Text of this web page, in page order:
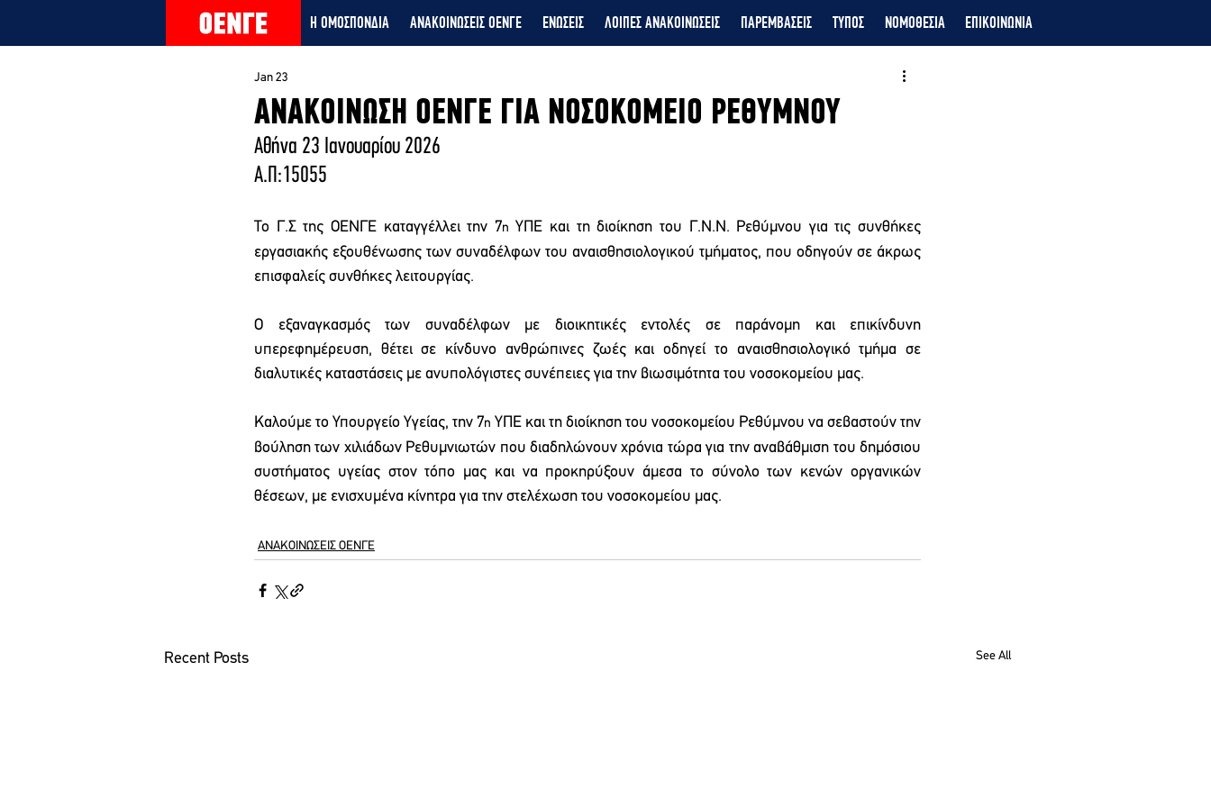
Η ΟΜΟΣΠΟΝΔΙΑ ΑΝΑΚΟΙΝΩΣΕΙΣ ΟΕΝΓΕ ΕΝΩΣΕΙΣ ΛΟΙΠΕΣ ΑΝΑΚΟΙΝΩΣΕΙΣ ΠΑΡΕΜΒΑΣΕΙΣ ΤΥΠΟΣ ΝΟΜΟΘΕΣΙΑ ΕΠΙΚΟΙΝΩΝΙΑ
ΑΝΑΚΟΙΝΩΣΗ ΟΕΝΓΕ ΓΙΑ ΝΟΣΟΚΟΜΕΙΟ ΡΕΘΥΜΝΟΥ
Jan 23
Αθήνα 23 Ιανουαρίου 2026
Α.Π:15055
Το Γ.Σ της ΟΕΝΓΕ καταγγέλλει την 7η ΥΠΕ και τη διοίκηση του Γ.Ν.Ν. Ρεθύμνου για τις συνθήκες
εργασιακής εξουθένωσης των συναδέλφων του αναισθησιολογικού τμήματος, που οδηγούν σε άκρως
επισφαλείς συνθήκες λειτουργίας.
Ο εξαναγκασμός των συναδέλφων με διοικητικές εντολές σε παράνομη και επικίνδυνη
υπερεφημέρευση, θέτει σε κίνδυνο ανθρώπινες ζωές και οδηγεί το αναισθησιολογικό τμήμα σε
διαλυτικές καταστάσεις με ανυπολόγιστες συνέπειες για την βιωσιμότητα του νοσοκομείου μας.
Καλούμε το Υπουργείο Υγείας, την 7η ΥΠΕ και τη διοίκηση του νοσοκομείου Ρεθύμνου να σεβαστούν την
βούληση των χιλιάδων Ρεθυμνιωτών που διαδηλώνουν χρόνια τώρα για την αναβάθμιση του δημόσιου
συστήματος υγείας στον τόπο μας και να προκηρύξουν άμεσα το σύνολο των κενών οργανικών
θέσεων, με ενισχυμένα κίνητρα για την στελέχωση του νοσοκομείου μας.
ΑΝΑΚΟΙΝΩΣΕΙΣ ΟΕΝΓΕ
Recent Posts See All